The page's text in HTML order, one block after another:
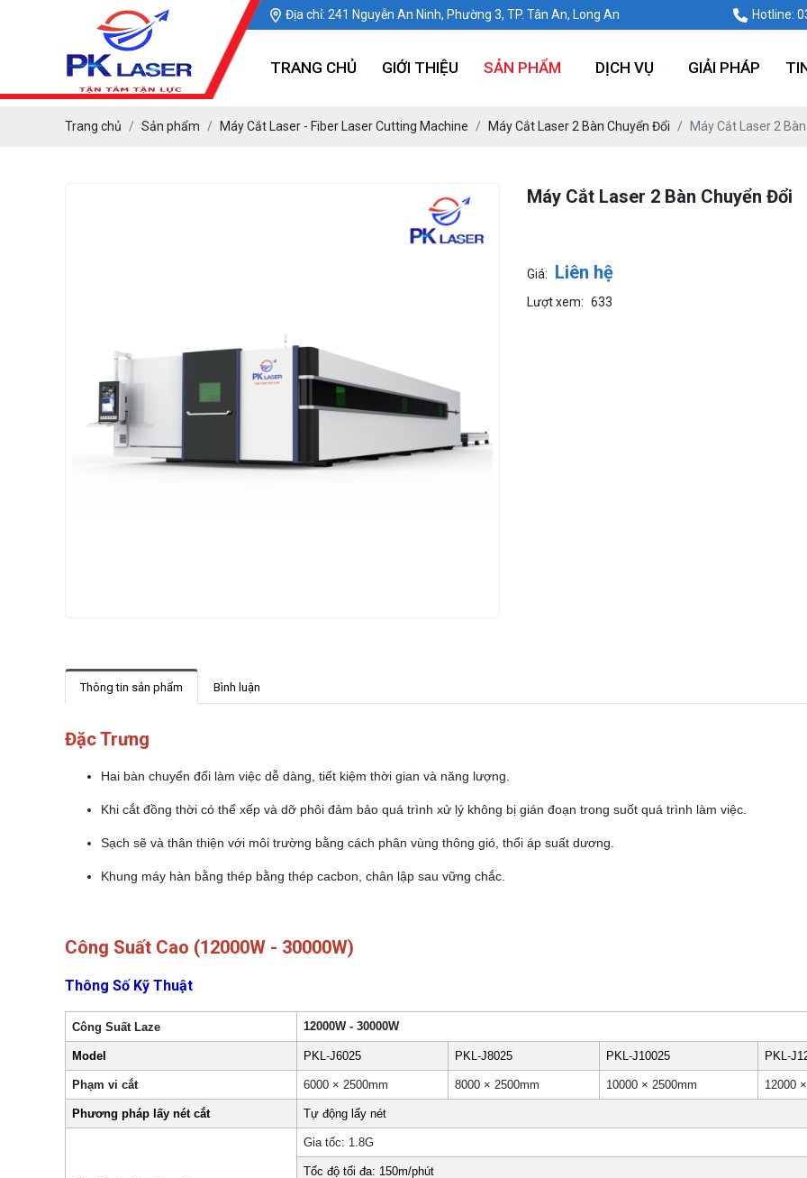
Địa chỉ: 241 Nguyễn An Ninh, Phường 3, TP. Tân An, Long An Hotline:
TRANG CHỦ GIỚI THIỆU SẢN PHẨM DỊCH VỤ GIẢI PHÁP
Trang chủ Sản phẩm Máy Cắt Laser - Fiber Laser Cutting Machine Máy Cắt Laser 2 Bàn Chuyển Đổi Máy Cắt Laser 2
Máy Cắt Laser 2 Bàn Chuyển Đổi
Giá: Liên hệ
Lượt xem: 633
Thông tin sản phẩm Bình luận
Đặc Trưng
Hai bàn chuyển đổi làm việc dễ dàng, tiết kiệm thời gian và năng lượng.
Khi cắt đồng thời có thể xếp và dỡ phôi đảm bảo quá trình xử lý không bị gián đoạn trong suốt quá trình làm việc.
Sạch sẽ và thân thiện với môi trường bằng cách phân vùng thông gió, thổi áp suất dương.
Khung máy hàn bằng thép bằng thép cacbon, chân lập sau vững chắc.
Công Suất Cao (12000W - 30000W)
Thông Số Kỹ Thuật
Công Suất Laze 12000W - 30000W
Model PKL-J6025 PKL-J8025 PKL-J10025 PKL-
Phạm vi cắt 6000 × 2500mm 8000 × 2500mm 10000 × 2500mm 12000
Phương pháp lấy nét cắt Tự động lấy nét
Gia tốc: 1.8G
Tốc độ tối đa: 150m/phút